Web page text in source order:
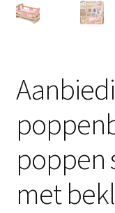
poppen
met